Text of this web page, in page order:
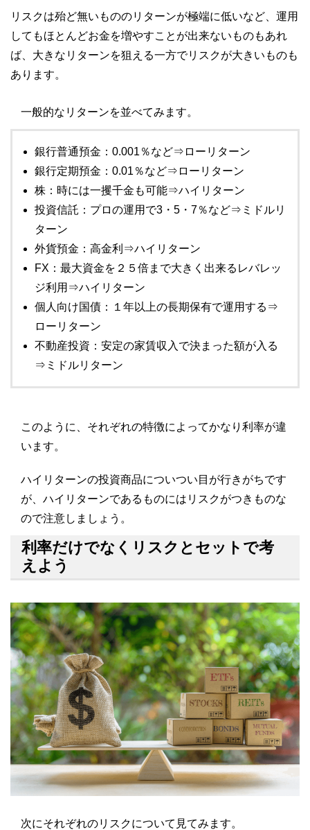
リスクは殆ど無いもののリターンが極端に低いなど、運用
してもほとんどお金を増やすことが出来ないものもあれ
ば、大きなリターンを狙える一方でリスクが大きいものも
あります。
一般的なリターンを並べてみます。
銀行普通預金：0.001％など⇒ローリターン
銀行定期預金：0.01％など⇒ローリターン
株：時には一攫千金も可能⇒ハイリターン
投資信託：プロの運用で3・5・7％など⇒ミドルリ
ターン
外貨預金：高金利⇒ハイリターン
FX：最大資金を２５倍まで大きく出来るレバレッ
ジ利用⇒ハイリターン
個人向け国債：１年以上の長期保有で運用する⇒
ローリターン
不動産投資：安定の家賃収入で決まった額が入る
⇒ミドルリターン
このように、それぞれの特徴によってかなり利率が違
います。
ハイリターンの投資商品についつい目が行きがちです
が、ハイリターンであるものにはリスクがつきものな
ので注意しましょう。
利率だけでなくリスクとセットで考
えよう
次にそれぞれのリスクについて見てみます。